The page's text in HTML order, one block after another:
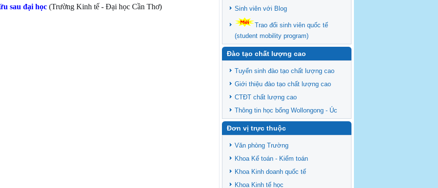
sau đại học (Trường Kinh tế - Đại học Cần Thơ) Sinh viên với Blog
Trao đổi sinh viên quốc tế
(student mobility program)
Đào tạo chất lượng cao
Tuyển sinh đào tạo chất lượng cao
Giới thiệu đào tạo chất lượng cao
CTĐT chất lượng cao
Thông tin học bổng Wollongong - Úc
Đơn vị trực thuộc
Văn phòng Trường
Khoa Kế toán - Kiểm toán
Khoa Kinh doanh quốc tế
Khoa Kinh tế học